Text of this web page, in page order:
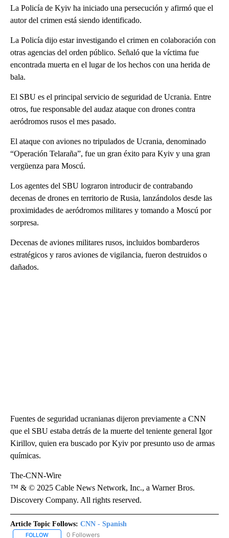
La Policía de Kyiv ha iniciado una persecución y afirmó que el
autor del crimen está siendo identificado.
La Policía dijo estar investigando el crimen en colaboración con
otras agencias del orden público. Señaló que la víctima fue
encontrada muerta en el lugar de los hechos con una herida de
bala.
El SBU es el principal servicio de seguridad de Ucrania. Entre
otros, fue responsable del audaz ataque con drones contra
aeródromos rusos el mes pasado.
El ataque con aviones no tripulados de Ucrania, denominado
“Operación Telaraña”, fue un gran éxito para Kyiv y una gran
vergüenza para Moscú.
Los agentes del SBU lograron introducir de contrabando
decenas de drones en territorio de Rusia, lanzándolos desde las
proximidades de aeródromos militares y tomando a Moscú por
sorpresa.
Decenas de aviones militares rusos, incluidos bombarderos
estratégicos y raros aviones de vigilancia, fueron destruidos o
dañados.
Fuentes de seguridad ucranianas dijeron previamente a CNN
que el SBU estaba detrás de la muerte del teniente general Igor
Kirillov, quien era buscado por Kyiv por presunto uso de armas
químicas.
The-CNN-Wire
™ & © 2025 Cable News Network, Inc., a Warner Bros.
Discovery Company. All rights reserved.
Article Topic Follows: CNN - Spanish
FOLLOW FOLLOW "CNN - SPANISH" TO RECEIVE NOTIFICATIONS ABOUT
0 Followers